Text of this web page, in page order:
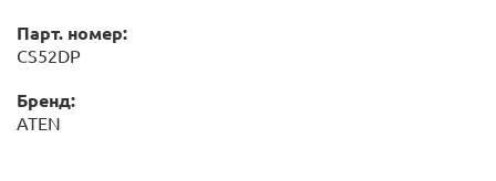
Парт. номер:
CS52DP
Бренд:
ATEN